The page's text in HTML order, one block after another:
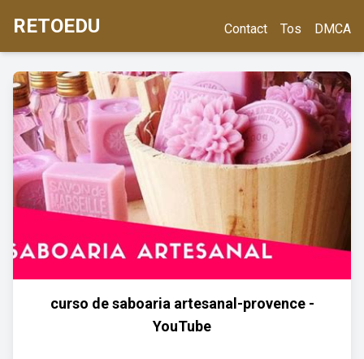
RETOEDU Contact Tos DMCA
curso de saboaria artesanal-provence -
YouTube